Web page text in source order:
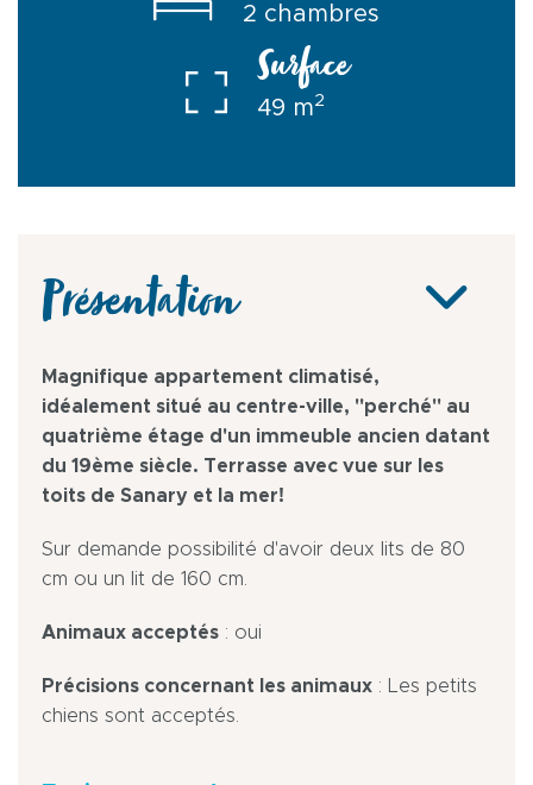
2 chambres
Surface
49 m2
Présentation
Magnifique appartement climatisé,
idéalement situé au centre-ville, "perché" au
quatrième étage d'un immeuble ancien datant
du 19ème siècle. Terrasse avec vue sur les
toits de Sanary et la mer!
Sur demande possibilité d'avoir deux lits de 80
cm ou un lit de 160 cm.
Animaux acceptés : oui
Précisions concernant les animaux : Les petits
chiens sont acceptés.